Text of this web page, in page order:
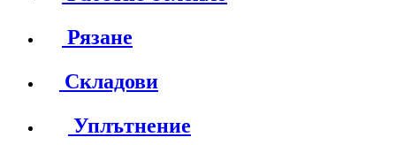
Рязане
Складови
Уплътнение